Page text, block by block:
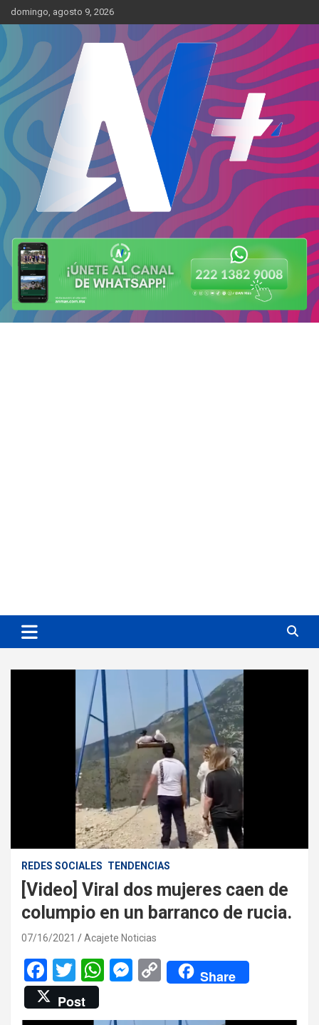
Skip
to
content
domingo, agosto 9, 2026
AN Más
Más cerca de ti
REDES SOCIALES TENDENCIAS
[Video] Viral dos mujeres caen de
columpio en un barranco de rucia.
07/16/2021 Acajete Noticias
F
a
ce
T
wi
tt
W
at
M
se
C
o
py
Share
Post